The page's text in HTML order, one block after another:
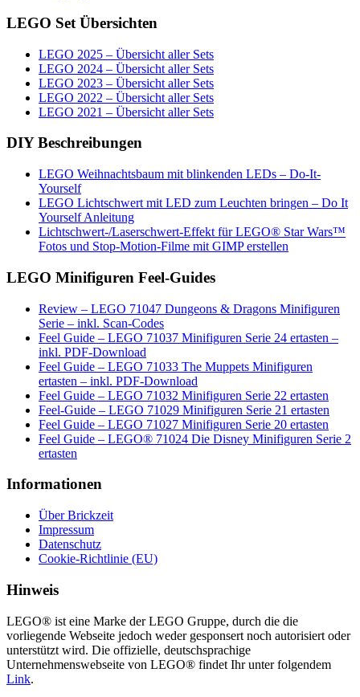
LEGO Set Übersichten
LEGO 2025 – Übersicht aller Sets
LEGO 2024 – Übersicht aller Sets
LEGO 2023 – Übersicht aller Sets
LEGO 2022 – Übersicht aller Sets
LEGO 2021 – Übersicht aller Sets
DIY Beschreibungen
LEGO Weihnachtsbaum mit blinkenden LEDs – Do-It-
Yourself
LEGO Lichtschwert mit LED zum Leuchten bringen – Do It
Yourself Anleitung
Lichtschwert-/Laserschwert-Effekt für LEGO® Star Wars™
Fotos und Stop-Motion-Filme mit GIMP erstellen
LEGO Minifiguren Feel-Guides
Review – LEGO 71047 Dungeons & Dragons Minifiguren
Serie – inkl. Scan-Codes
Feel Guide – LEGO 71037 Minifiguren Serie 24 ertasten –
inkl. PDF-Download
Feel Guide – LEGO 71033 The Muppets Minifiguren
ertasten – inkl. PDF-Download
Feel Guide – LEGO 71032 Minifiguren Serie 22 ertasten
Feel-Guide – LEGO 71029 Minifiguren Serie 21 ertasten
Feel Guide – LEGO 71027 Minifiguren Serie 20 ertasten
Feel Guide – LEGO® 71024 Die Disney Minifiguren Serie 2
ertasten
Informationen
Über Brickzeit
Impressum
Datenschutz
Cookie-Richtlinie (EU)
Hinweis
LEGO® ist eine Marke der LEGO Gruppe, durch die die
vorliegende Webseite jedoch weder gesponsert noch autorisiert oder
unterstützt wird. Die offizielle, deutschsprachige
Unternehmenswebseite von LEGO® findet Ihr unter folgendem
Link.